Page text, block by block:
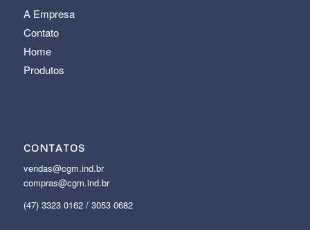
A Empresa
Contato
Home
Produtos
CONTATOS
vendas@cgm.ind.br
compras@cgm.ind.br
(47) 3323 0162 / 3053 0682